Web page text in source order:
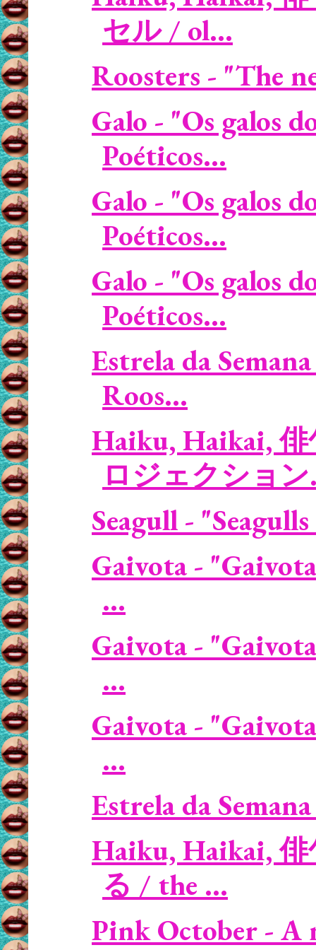
セル / ol...
Roosters - "The
Galo - "Os galos
Poéticos...
Galo - "Os galos
Poéticos...
Galo - "Os galos
Poéticos...
Estrela da
Roos...
Haiku, Haikai, 俳
ロジェクショ
Seagull -
Gaivota -
...
Gaivota -
...
Gaivota -
...
Estrela da
Haiku, Haikai, 俳
る / the ...
Pink October - A